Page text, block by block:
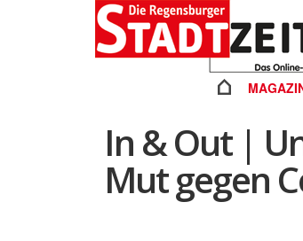
In & Out |
Mut gegen